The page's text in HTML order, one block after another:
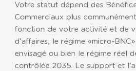
Entreprise individuelle
Loueur en meublé
Profession libérale
SCI
Votre statut dépend des
Commerciaux plus communément
fonction de votre activité et de
d’affaires, le régime « micro-BNC
envisagé ou bien le régime réel
contrôlée 2035. Le support et